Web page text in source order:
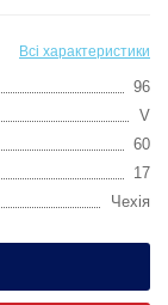
Всі характеристики
96
V
60
17
Чехія